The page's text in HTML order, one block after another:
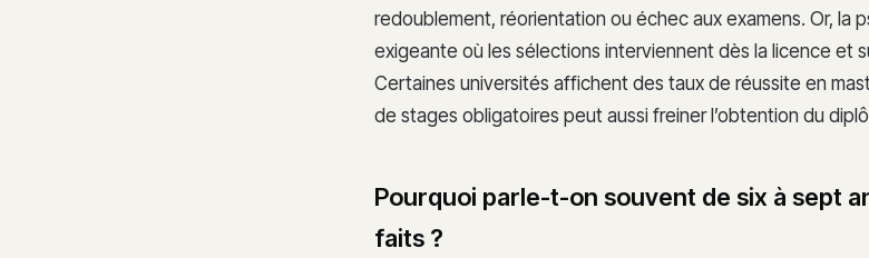
redoublement, réorientation ou échec aux examens. Or, la
exigeante où les sélections interviennent dès la licence et
Certaines universités affichent des taux de réussite en
de stages obligatoires peut aussi freiner l’obtention du
Pourquoi parle-t-on souvent de six à sept
faits ?